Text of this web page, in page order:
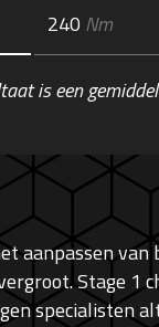
240 Nm
is een
aanpassen
Stage 1
specialisten